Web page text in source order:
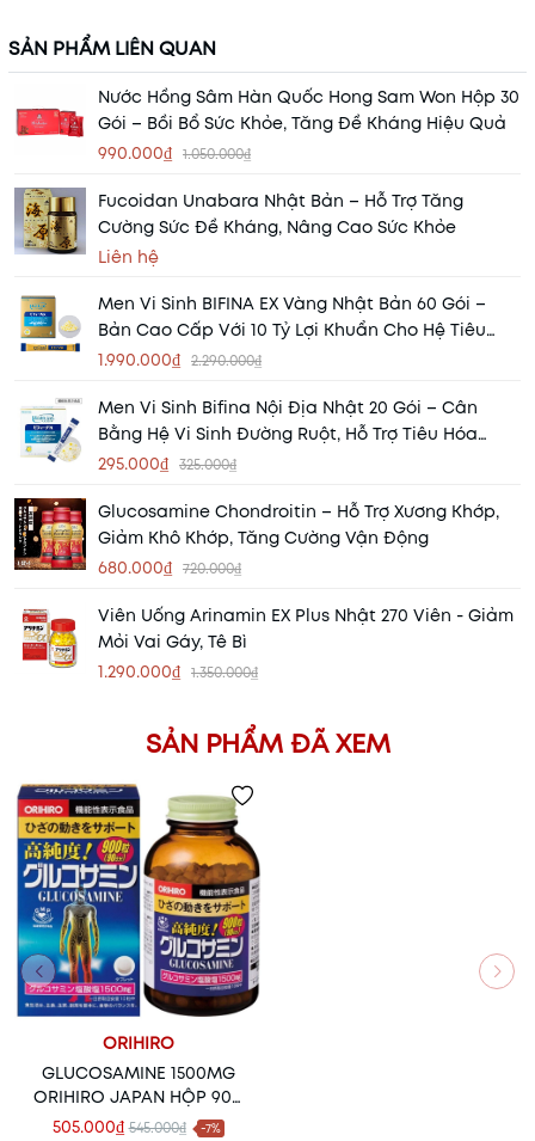
SẢN PHẨM LIÊN QUAN
Nước Hồng Sâm Hàn Quốc Hong Sam Won Hộp 30
Gói – Bồi Bổ Sức Khỏe, Tăng Đề Kháng Hiệu Quả
990.000₫ 1.050.000₫
Fucoidan Unabara Nhật Bản – Hỗ Trợ Tăng
Cường Sức Đề Kháng, Nâng Cao Sức Khỏe
Liên hệ
Men Vi Sinh BIFINA EX Vàng Nhật Bản 60 Gói –
Bản Cao Cấp Với 10 Tỷ Lợi Khuẩn Cho Hệ Tiêu
Hóa Khỏe Mạnh
1.990.000₫ 2.290.000₫
Men Vi Sinh Bifina Nội Địa Nhật 20 Gói – Cân
Bằng Hệ Vi Sinh Đường Ruột, Hỗ Trợ Tiêu Hóa
Khỏe Mạnh
295.000₫ 325.000₫
Glucosamine Chondroitin – Hỗ Trợ Xương Khớp,
Giảm Khô Khớp, Tăng Cường Vận Động
680.000₫ 720.000₫
Viên Uống Arinamin EX Plus Nhật 270 Viên - Giảm
Mỏi Vai Gáy, Tê Bì
1.290.000₫ 1.350.000₫
SẢN PHẨM ĐÃ XEM
ORIHIRO
GLUCOSAMINE 1500MG
ORIHIRO JAPAN HỘP 900
VIÊN
505.000₫ 545.000₫ -7%